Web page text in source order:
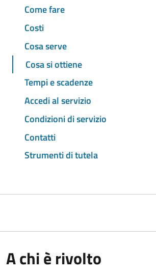
Come fare
Costi
Cosa serve
Cosa si ottiene
Tempi e scadenze
Accedi al servizio
Condizioni di servizio
Contatti
Strumenti di tutela
A chi è rivolto